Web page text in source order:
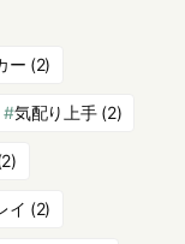
ー (2)
気配り上手(2)
イ (2)